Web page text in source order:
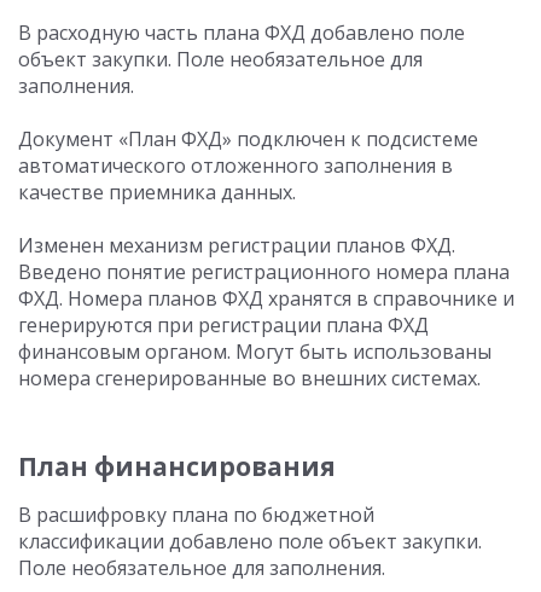
В расходную часть плана ФХД добавлено поле
объект закупки. Поле необязательное для
заполнения.
Документ «План ФХД» подключен к подсистеме
автоматического отложенного заполнения в
качестве приемника данных.
Изменен механизм регистрации планов ФХД.
Введено понятие регистрационного номера плана
ФХД. Номера планов ФХД хранятся в справочнике и
генерируются при регистрации плана ФХД
финансовым органом. Могут быть использованы
номера сгенерированные во внешних системах.
План финансирования
В расшифровку плана по бюджетной
классификации добавлено поле объект закупки.
Поле необязательное для заполнения.